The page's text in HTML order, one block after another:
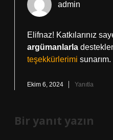
admin
Elifnaz! Katkılarınız
argümanlarla
teşekkürlerimi sunarım.
Ekim 6, 2024 Yanıtla
Bir yanıt yazın